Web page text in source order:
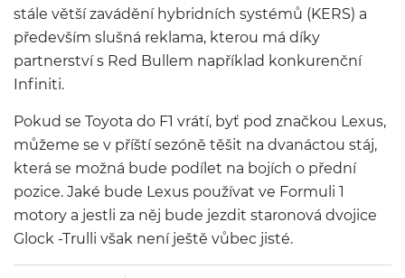
stále větší zavádění hybridních systémů (KERS) a
především slušná reklama, kterou má díky
partnerství s Red Bullem například konkurenční
Infiniti.
Pokud se Toyota do F1 vrátí, byť pod značkou Lexus,
můžeme se v příští sezóně těšit na dvanáctou stáj,
která se možná bude podílet na bojích o přední
pozice. Jaké bude Lexus používat ve Formuli 1
motory a jestli za něj bude jezdit staronová dvojice
Glock -Trulli však není ještě vůbec jisté.